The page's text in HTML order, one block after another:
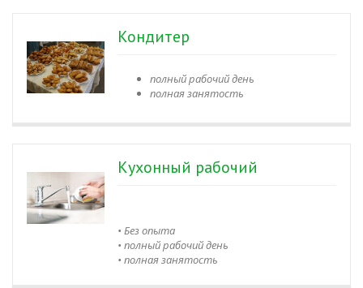
Кондитер
полный рабочий день
полная занятость
Кухонный рабочий
• Без опыта
• полный рабочий день
• полная занятость